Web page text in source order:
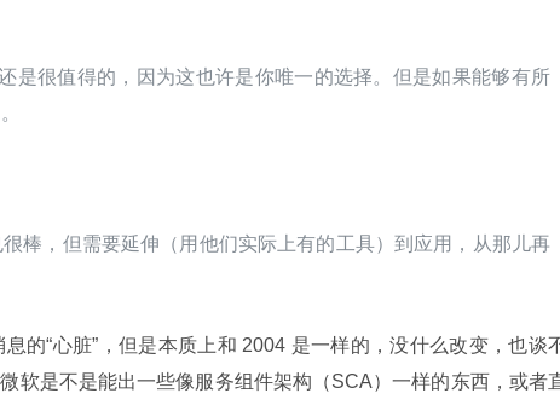
是很值得的，因为这也许是你唯一的选择。但是如果能够有所
棒，但需要延伸（用他们实际上有的工具）到应用，从那儿再
的“心脏”，但是本质上和 2004 是一样的，没什么改变，也谈
软是不是能出一些像服务组件架构（SCA）一样的东西，或者